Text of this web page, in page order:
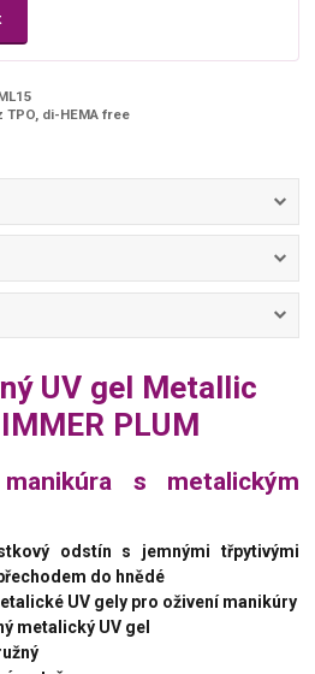
TPO, di-HEMA free
UV gel Metallic
PLUM
s metalickým
odstín s jemnými třpytivými
do hnědé
UV gely pro oživení manikúry
metalický UV gel